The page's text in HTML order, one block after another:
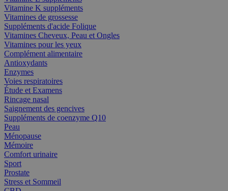
Vitamine K suppléments
Vitamines de grossesse
Suppléments d'acide Folique
Vitamines Cheveux, Peau et Ongles
Vitamines pour les yeux
Complément alimentaire
Antioxydants
Enzymes
Voies respiratoires
Étude et Examens
Rincage nasal
Saignement des gencives
Suppléments de coenzyme Q10
Peau
Ménopause
Mémoire
Comfort urinaire
Sport
Prostate
Stress et Sommeil